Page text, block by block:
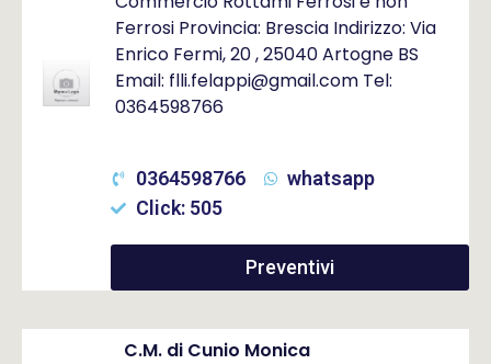
Ferrosi Provincia: Brescia Indirizzo: Via
Enrico Fermi, 20 , 25040 Artogne BS
Email: flli.felappi@gmail.com Tel:
0364598766
0364598766
whatsapp
Click: 505
Preventivi
C.M. di Cunio Monica